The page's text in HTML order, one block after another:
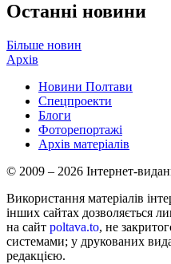
Останні новини
Більше новин
Архів
Новини Полтави
Спецпроекти
Блоги
Фоторепортажі
Архів матеріалів
© 2009 – 2026 Інтернет-
Використання матеріалів
інших сайтах дозволяється
на сайт poltava.to, не
системами; у друкованих
редакцією.